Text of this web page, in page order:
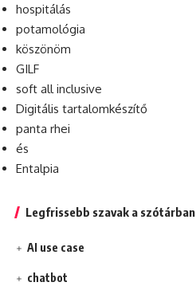
hospitálás
potamológia
köszönöm
GILF
soft all inclusive
Digitális tartalomkészítő
panta rhei
és
Entalpia
Legfrissebb szavak a szótárban
AI use case
chatbot